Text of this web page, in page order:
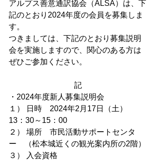
アルプス善意通訳協会（ALSA）は、下
記のとおり2024年度の会員を募集しま
す。
つきましては、下記のとおり募集説明
会を実施しますので、関心のある方は
ぜひご参加ください。
記
・2024年度新人募集説明会
１） 日時　2024年2月17日（土）
13：30～15：00
２） 場所　市民活動サポートセンタ
ー　（松本城近くの観光案内所の2階）
３） 入会資格